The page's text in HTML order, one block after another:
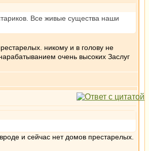
Все живые существа наши
никому и в голову не
очень высоких Заслуг
и сейчас нет домов престарелых.